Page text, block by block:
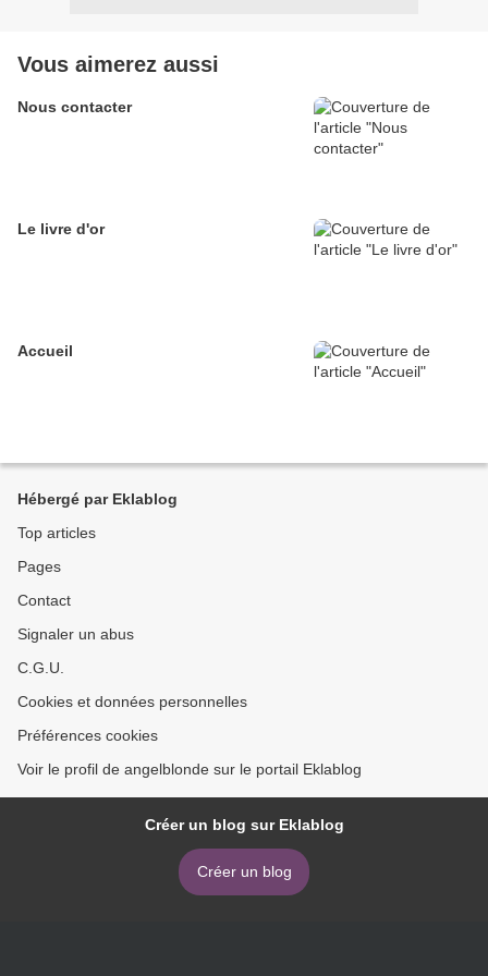
Vous aimerez aussi
Nous contacter
Le livre d'or
Accueil
Hébergé par Eklablog
Top articles
Pages
Contact
Signaler un abus
C.G.U.
Cookies et données personnelles
Préférences cookies
Voir le profil de angelblonde sur le portail Eklablog
Créer un blog sur Eklablog
Créer un blog